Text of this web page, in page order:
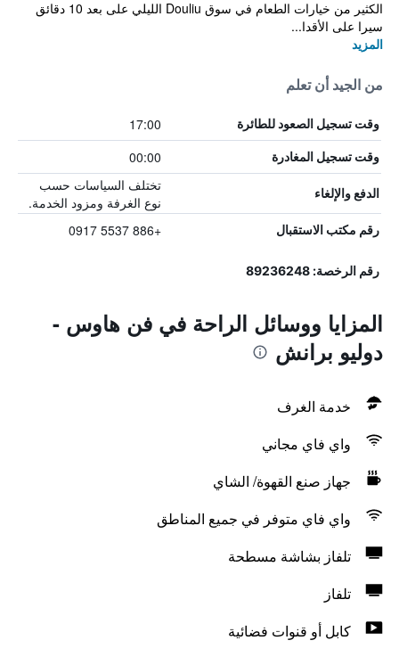
الكثير من خيارات الطعام في سوق Douliu الليلي على بعد 10 دقائق
سيرا على الأقدا...
المزيد
من الجيد أن تعلم
وقت تسجيل الصعود للطائرة 17:00
وقت تسجيل المغادرة 00:00
الدفع والإلغاء
تختلف السياسات حسب
نوع الغرفة ومزود الخدمة.
رقم مكتب الاستقبال +886 5537 0917
رقم الرخصة: 89236248
المزايا ووسائل الراحة في فن هاوس -
دوليو برانش
خدمة الغرف
واي فاي مجاني
جهاز صنع القهوة/ الشاي
واي فاي متوفر في جميع المناطق
تلفاز بشاشة مسطحة
تلفاز
كابل أو قنوات فضائية